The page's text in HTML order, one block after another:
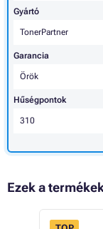
Gyártó
TonerPartner
Garancia
Örök
Hűségpontok
310
Ezek a